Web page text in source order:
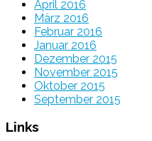
April 2016
März 2016
Februar 2016
Januar 2016
Dezember 2015
November 2015
Oktober 2015
September 2015
Links